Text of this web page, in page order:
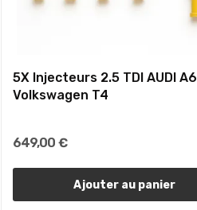
5X Injecteurs 2.5 TDI AUDI A6
Volkswagen T4
649,00 €
Ajouter au panier